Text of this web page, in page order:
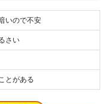
いので不安
さい
とがある